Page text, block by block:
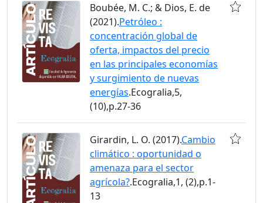
Boubée, M. C.; & Dios, E. de
(2021).Petróleo :
concentración global de
oferta, impactos del precio
en las principales economías
y surgimiento de nuevas
energías.Ecogralia,5,
(10),p.27-36
Girardin, L. O. (2017).Cambio
climático : oportunidad o
amenaza para el sector
agrícola?.Ecogralia,1, (2),p.1-
13